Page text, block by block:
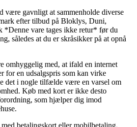
være gavnligt at sammenholde diverse
efter tilbud på Bloklys, Duni,
*Denne vare tages ikke retur* før du
således at du er skråsikker på at opnå
omhyggelig med, at ifald en internet
for en udsalgspris som kan virke
det i nogle tilfælde være en varsel om
Køb med kort er ikke desto
som hjælper dig imod
betalingskort eller mobilbetaling.